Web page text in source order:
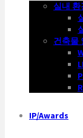
실내 환
건축물
IP/Awards